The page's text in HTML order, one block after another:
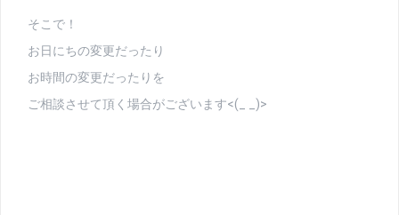
そこで！
お日にちの変更だったり
お時間の変更だったりを
ご相談させて頂く場合がございます<(_ _)>